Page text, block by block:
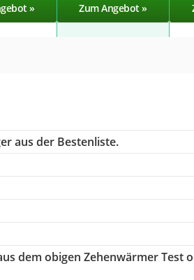
» Zum Angebot »
aus der Bestenliste.
dem obigen Zehenwärmer Test